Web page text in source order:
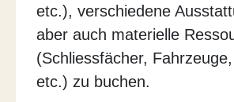
etc.), verschiedene
aber auch materielle
(Schliessfächer,
etc.) zu buchen.